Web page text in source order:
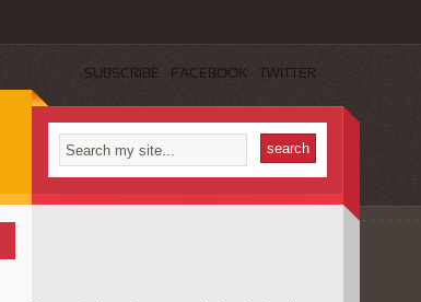
SUBSCRIBE FACEBOOK TWITTER